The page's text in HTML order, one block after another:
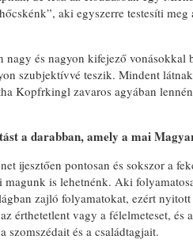
aki egyszerre testesíti
nagy és nagyon kifejező
szubjektívvé teszik. Mindent
Kopfrkingl zavaros agyában
a darabban, amely a mai
ijesztően pontosan és sokszor a
is lehetnénk. Aki
zajló folyamatokat, ezért
érthetetlent vagy a félelmeteset,
szomszédait és a családtagjait.